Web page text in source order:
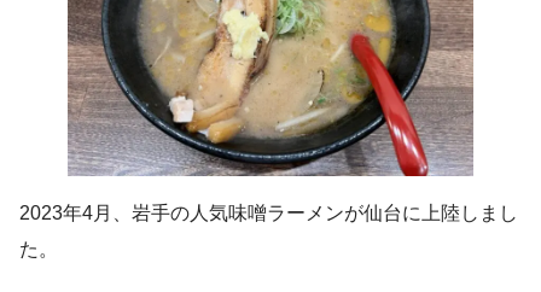
2023年4月、岩手の人気味噌ラーメンが仙台に上陸しまし
た。